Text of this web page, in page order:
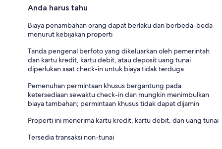
Anda harus tahu
Biaya penambahan orang dapat berlaku dan berbeda-beda
menurut kebijakan properti
Tanda pengenal berfoto yang dikeluarkan oleh pemerintah
dan kartu kredit, kartu debit, atau deposit uang tunai
diperlukan saat check-in untuk biaya tidak terduga
Pemenuhan permintaan khusus bergantung pada
ketersediaan sewaktu check-in dan mungkin menimbulkan
biaya tambahan; permintaan khusus tidak dapat dijamin
Properti ini menerima kartu kredit, kartu debit, dan uang tunai
Tersedia transaksi non-tunai